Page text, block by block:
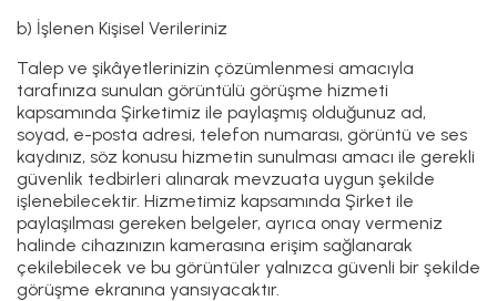
b) İşlenen Kişisel Verileriniz
Talep ve şikâyetlerinizin çözümlenmesi amacıyla
tarafınıza sunulan görüntülü görüşme hizmeti
kapsamında Şirketimiz ile paylaşmış olduğunuz ad,
soyad, e-posta adresi, telefon numarası, görüntü ve ses
kaydınız, söz konusu hizmetin sunulması amacı ile gerekli
güvenlik tedbirleri alınarak mevzuata uygun şekilde
işlenebilecektir. Hizmetimiz kapsamında Şirket ile
paylaşılması gereken belgeler, ayrıca onay vermeniz
halinde cihazınızın kamerasına erişim sağlanarak
çekilebilecek ve bu görüntüler yalnızca güvenli bir şekilde
görüşme ekranına yansıyacaktır.